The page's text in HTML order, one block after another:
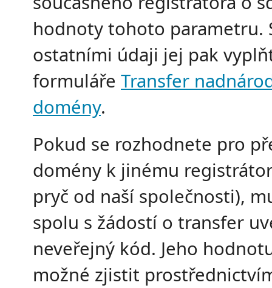
hodnoty tohoto parametru.
ostatními údaji jej pak
formuláře Transfer
domény.
Pokud se rozhodnete pro
domény k jinému
pryč od naší společnosti),
spolu s žádostí o transfer
neveřejný kód. Jeho
možné zjistit